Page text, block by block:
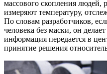
массового скопления людей,
измеряют температуру,
По словам разработчиков,
человека без маски, он
информация передается в
принятие решения